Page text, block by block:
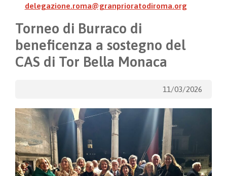
delegazione.roma@granprioratodiroma.org
Torneo di Burraco di
beneficenza a sostegno del
CAS di Tor Bella Monaca
11/03/2026